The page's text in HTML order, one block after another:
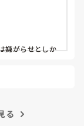
嫌がらせとしか
る